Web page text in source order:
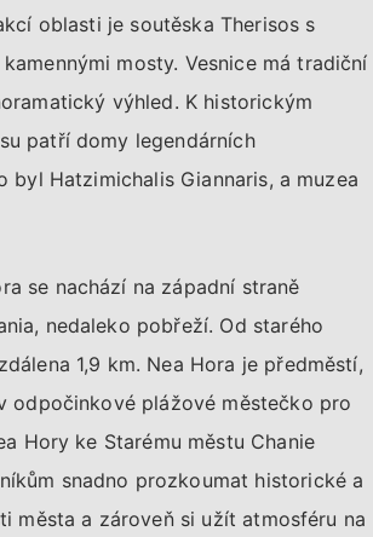
oblasti je soutěska Therisos s
mosty. Vesnice má tradiční
výhled. K historickým
patří domy legendárních
byl Hatzimichalis Giannaris, a muzea
se nachází na západní straně
nedaleko pobřeží. Od starého
1,9 km. Nea Hora je předměstí,
odpočinkové plážové městečko pro
Hory ke Starému městu Chanie
snadno prozkoumat historické a
města a zároveň si užít atmosféru na